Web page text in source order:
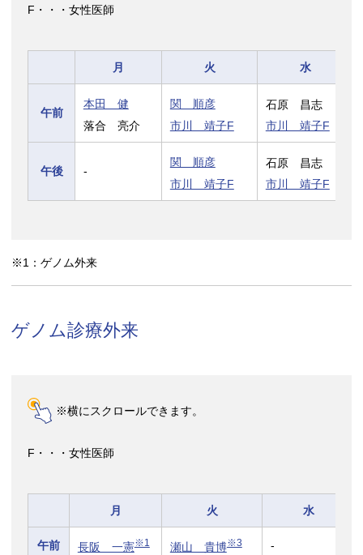
F・・・女性医師
月 火 水
午前
本田 健
落合 亮介
関 順彦
市川 靖子F
石原 昌志
市川 靖子F
午後 -
関 順彦
市川 靖子F
石原 昌志
市川 靖子F
※1：ゲノム外来
ゲノム診療外来
※横にスクロールできます。
F・・・女性医師
月 火 水
午前 長阪 一憲※1 瀬山 貴博※3 -